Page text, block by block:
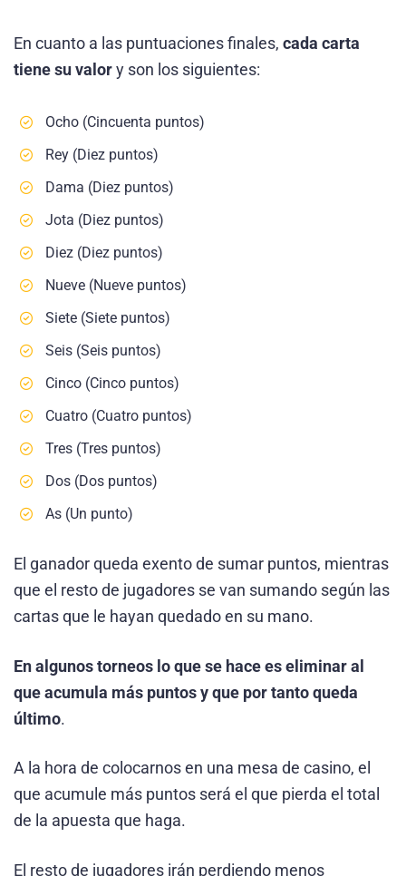
En cuanto a las puntuaciones finales, cada carta
tiene su valor y son los siguientes:
Ocho (Cincuenta puntos)
Rey (Diez puntos)
Dama (Diez puntos)
Jota (Diez puntos)
Diez (Diez puntos)
Nueve (Nueve puntos)
Siete (Siete puntos)
Seis (Seis puntos)
Cinco (Cinco puntos)
Cuatro (Cuatro puntos)
Tres (Tres puntos)
Dos (Dos puntos)
As (Un punto)
El ganador queda exento de sumar puntos, mientras
que el resto de jugadores se van sumando según las
cartas que le hayan quedado en su mano.
En algunos torneos lo que se hace es eliminar al
que acumula más puntos y que por tanto queda
último.
A la hora de colocarnos en una mesa de casino, el
que acumule más puntos será el que pierda el total
de la apuesta que haga.
El resto de jugadores irán perdiendo menos